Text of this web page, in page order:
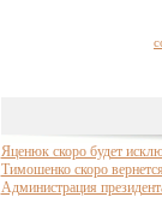
Яценюк скоро будет
Тимошенко скоро
Администрация